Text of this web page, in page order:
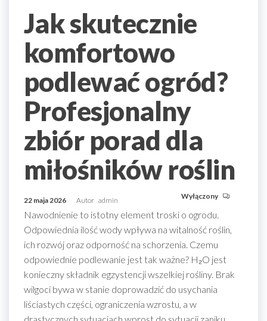
Jak skutecznie
komfortowo
podlewać ogród?
Profesjonalny
zbiór porad dla
miłośników roślin
22 maja 2026 Autor admin Wyłączony
Nawodnienie to istotny element troski o ogrodu.
Odpowiednia ilość wody wpływa na witalność roślin,
ich rozwój oraz odporność na schorzenia. Czemu
odpowiednie podlewanie jest tak ważne? H₂O jest
konieczny składnik egzystencji wszelkiej rośliny. Brak
wilgoci bywa w stanie doprowadzić do usychania
liściastych części, ograniczenia wzrostu, a w